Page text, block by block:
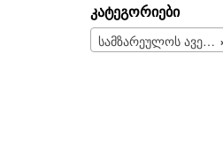
ᲙᲐᲢᲔᲒᲝᲠᲘᲔᲑᲘ
სამზარეულოს ავეჯი (149)